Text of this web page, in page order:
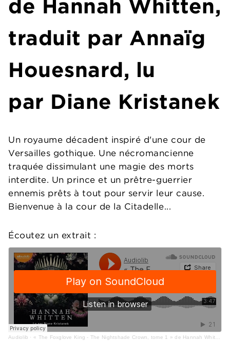
de Hannah Whitten,
traduit par Annaïg
Houesnard, lu
par Diane Kristanek
Un royaume décadent inspiré d'une cour de
Versailles gothique. Une nécromancienne
traquée dissimulant une magie des morts
interdite. Un prince et un prêtre-guerrier
ennemis prêts à tout pour servir leur cause.
Bienvenue à la cour de la Citadelle...
Écoutez un extrait :
Audiolib · « The Foxglove King - The Nightshade Crown, tome 1 » de Hannah Whitten lu par Diane Kristanek